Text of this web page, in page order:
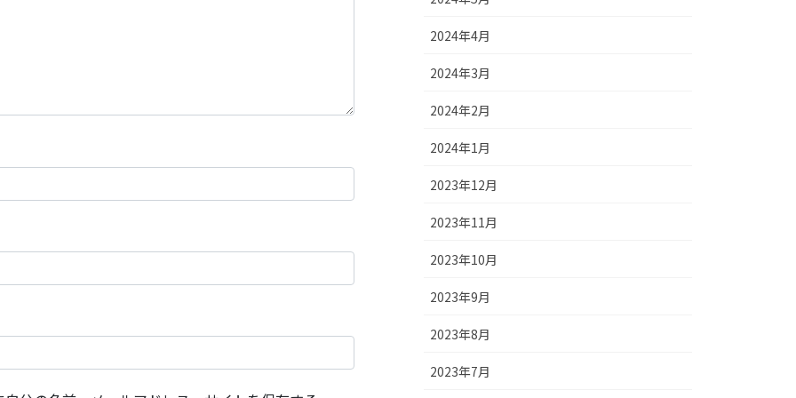
2024年4月
2024年3月
2024年2月
2024年1月
2023年12月
2023年11月
2023年10月
2023年9月
2023年8月
2023年7月